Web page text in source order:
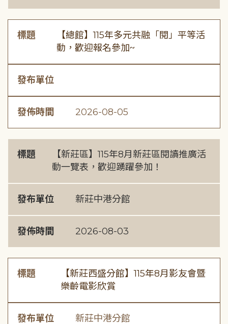
標題
【總館】115年多元共融「閱」平等活
動，歡迎報名參加~
發布單位
發佈時間 2026-08-05
標題
【新莊區】115年8月新莊區閱讀推廣活
動一覽表，歡迎踴躍參加！
發布單位 新莊中港分館
發佈時間 2026-08-03
標題
【新莊西盛分館】115年8月影友會暨
樂齡電影欣賞
發布單位 新莊中港分館